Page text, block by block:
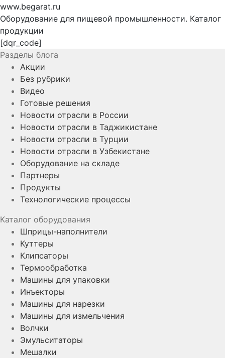
www.begarat.ru
Оборудование для пищевой промышленности. Каталог
продукции
[dqr_code]
Разделы блога
Акции
Без рубрики
Видео
Готовые решения
Новости отрасли в России
Новости отрасли в Таджикистане
Новости отрасли в Турции
Новости отрасли в Узбекистане
Оборудование на складе
Партнеры
Продукты
Технологические процессы
Каталог оборудования
Шприцы-наполнители
Куттеры
Клипсаторы
Термообработка
Машины для упаковки
Инъекторы
Машины для нарезки
Машины для измельчения
Волчки
Эмульситаторы
Мешалки